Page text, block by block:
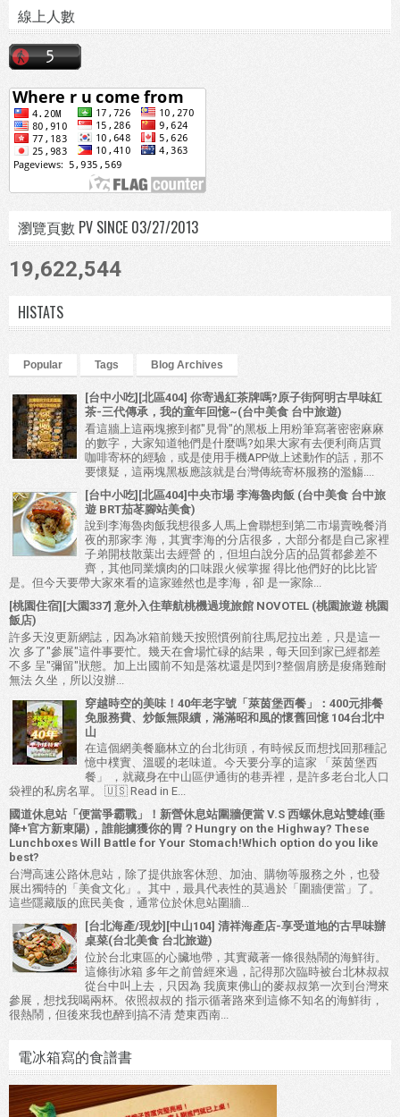
線上人數
瀏覽頁數 PV SINCE 03/27/2013
19,622,544
HISTATS
Popular Tags Blog Archives
[台中小吃][北區404] 你寄過紅茶牌嗎?原子街阿明古早味紅
茶-三代傳承，我的童年回憶~(台中美食 台中旅遊)
看這牆上這兩塊擦到都"見骨"的黑板上用粉筆寫著密密麻麻
的數字，大家知道牠們是什麼嗎?如果大家有去便利商店買
咖啡寄杯的經驗，或是使用手機APP做上述動作的話，那不
要懷疑，這兩塊黑板應該就是台灣傳統寄杯服務的濫觴....
[台中小吃][北區404]中央市場 李海魯肉飯 (台中美食 台中旅
遊 BRT茄苳腳站美食)
說到李海魯肉飯我想很多人馬上會聯想到第二市場賣晚餐消
夜的那家李 海，其實李海的分店很多，大部分都是自己家裡
子弟開枝散葉出去經營 的，但坦白說分店的品質都參差不
齊，其他同業爌肉的口味跟火候掌握 得比他們好的比比皆
是。但今天要帶大家來看的這家雖然也是李海，卻 是一家除...
[桃園住宿][大園337] 意外入住華航桃機過境旅館 NOVOTEL (桃園旅遊 桃園
飯店)
許多天沒更新網誌，因為冰箱前幾天按照慣例前往馬尼拉出差，只是這一
次 多了"參展"這件事要忙。幾天在會場忙碌的結果，每天回到家已經都差
不多 呈"彌留"狀態。加上出國前不知是落枕還是閃到?整個肩膀是痠痛難耐
無法 久坐，所以沒辦...
穿越時空的美味！40年老字號「萊茵堡西餐」：400元排餐
免服務費、炒飯無限續，滿滿昭和風的懷舊回憶 104台北中
山
在這個網美餐廳林立的台北街頭，有時候反而想找回那種記
憶中樸實、溫暖的老味道。今天要分享的這家 「萊茵堡西
餐」 ，就藏身在中山區伊通街的巷弄裡，是許多老台北人口
袋裡的私房名單。 🇺🇸 Read in E...
國道休息站「便當爭霸戰」！新營休息站圍牆便當 V.S 西螺休息站雙雄(垂
降+官方新東陽)，誰能擄獲你的胃？Hungry on the Highway? These
Lunchboxes Will Battle for Your Stomach!Which option do you like
best?
台灣高速公路休息站，除了提供旅客休憩、加油、購物等服務之外，也發
展出獨特的「美食文化」。其中，最具代表性的莫過於「圍牆便當」了。
這些隱藏版的庶民美食，通常位於休息站圍牆...
[台北海產/現炒][中山104] 清祥海產店-享受道地的古早味辦
桌菜(台北美食 台北旅遊)
位於台北東區的心臟地帶，其實藏著一條很熱鬧的海鮮街。
這條街冰箱 多年之前曾經來過，記得那次臨時被台北林叔叔
從台中叫上去，只因為 我廣東佛山的麥叔叔第一次到台灣來
參展，想找我喝兩杯。依照叔叔的 指示循著路來到這條不知名的海鮮街，
很熱鬧，但後來我也醉到搞不清 楚東西南...
電冰箱寫的食譜書